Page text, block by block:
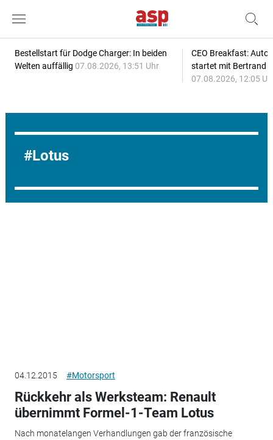
Bestellstart für Dodge Charger: In beiden
Welten auffällig 07.08.2026, 13:51 Uhr
CEO Breakfast:
startet mit Bertrand
07.08.2026, 12:05
Lotus
04.12.2015 #Motorsport
Rückkehr als Werksteam: Renault
übernimmt Formel-1-Team Lotus
Nach monatelangen Verhandlungen gab der französische